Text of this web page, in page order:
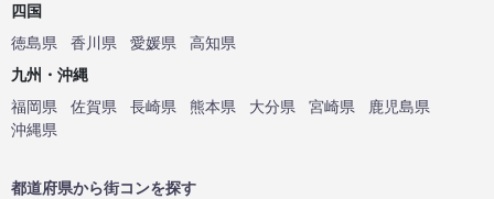
四国
徳島県
香川県 愛媛県
高知県
九州・沖縄
福岡県
佐賀県 長崎県 熊本県 大分県 宮崎県
鹿児島県
沖縄県
都道府県から街コンを探す